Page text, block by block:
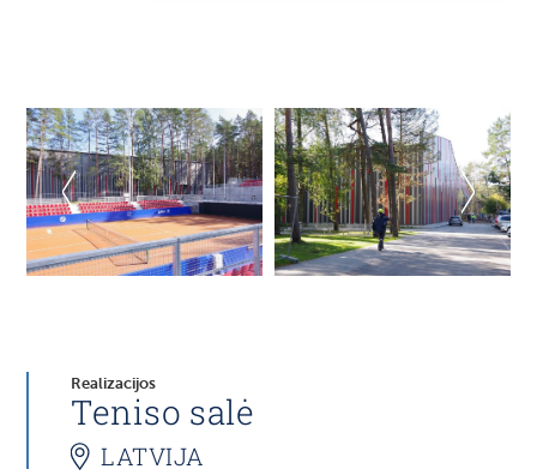
Realizacijos
Teniso salė
LATVIJA